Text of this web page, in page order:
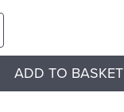
ADD TO BASKET